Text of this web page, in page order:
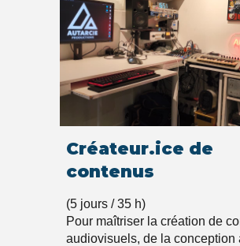
Créateur.ice de
contenus
(5 jours / 35 h)
Pour maîtriser la création de
audiovisuels, de la conception